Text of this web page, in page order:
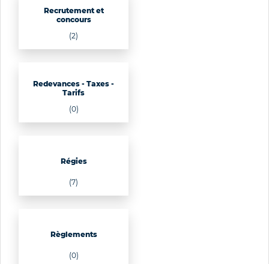
Recrutement et
concours
(2)
Redevances - Taxes -
Tarifs
(0)
Régies
(7)
Règlements
(0)